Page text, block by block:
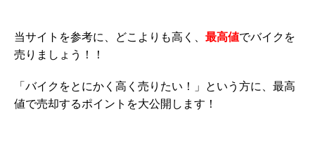
当サイトを参考に、どこよりも高く、 最高値でバイクを
売りましょう！！
「バイクをとにかく高く売りたい！」という方に、最高
値で売却するポイントを大公開します！